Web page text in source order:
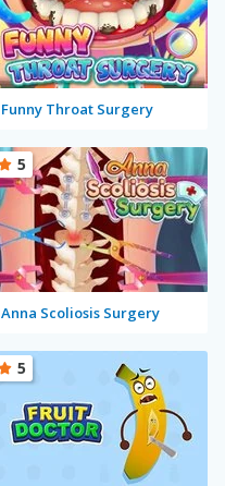
Funny Throat Surgery
Anna Scoliosis Surgery
5
5